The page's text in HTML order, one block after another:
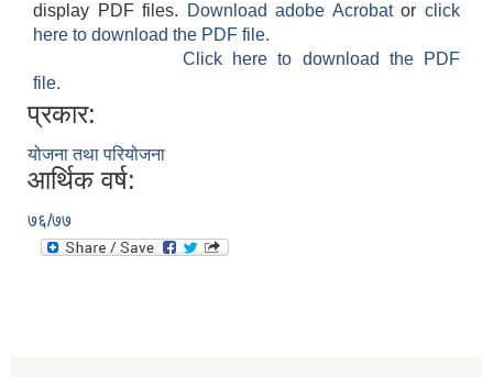
display PDF files.
Download adobe Acrobatorclick
here to download the PDF file.
Click here to download the PDF
file.
प्रकार:
योजना तथा परियोजना
आर्थिक वर्ष:
७६/७७